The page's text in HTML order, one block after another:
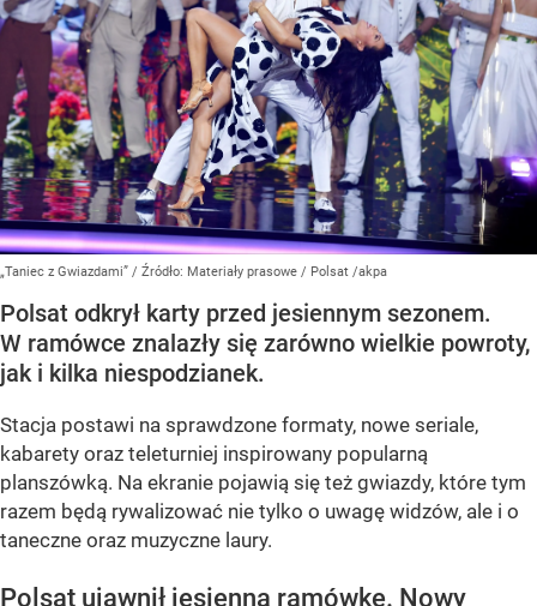
„Taniec z Gwiazdami” / Źródło: Materiały prasowe / Polsat /akpa
Polsat odkrył karty przed jesiennym sezonem.
W ramówce znalazły się zarówno wielkie powroty,
jak i kilka niespodzianek.
Stacja postawi na sprawdzone formaty, nowe seriale,
kabarety oraz teleturniej inspirowany popularną
planszówką. Na ekranie pojawią się też gwiazdy, które tym
razem będą rywalizować nie tylko o uwagę widzów, ale i o
taneczne oraz muzyczne laury.
Polsat ujawnił jesienną ramówkę. Nowy